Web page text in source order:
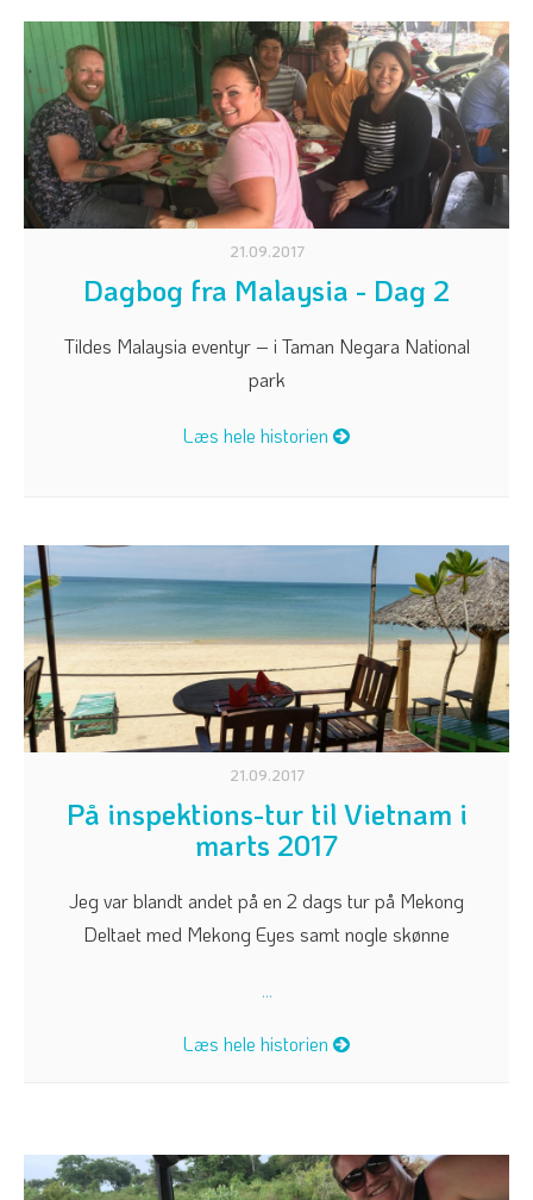
21.09.2017
Dagbog fra Malaysia - Dag 2
Tildes Malaysia eventyr – i Taman Negara National
park
Læs hele historien
21.09.2017
På inspektions-tur til Vietnam i
marts 2017
Jeg var blandt andet på en 2 dags tur på Mekong
Deltaet med Mekong Eyes samt nogle skønne
...
Læs hele historien